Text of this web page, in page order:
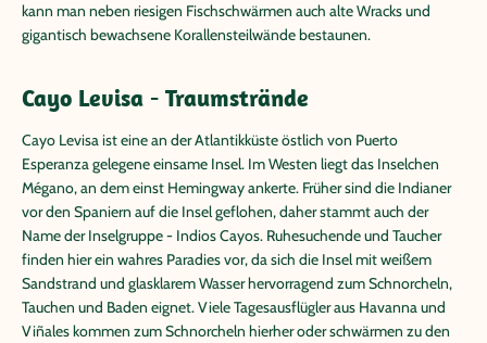
kann man neben riesigen Fischschwärmen auch alte Wracks und
gigantisch bewachsene Korallensteilwände bestaunen.
Cayo Levisa - Traumstrände
Cayo Levisa ist eine an der Atlantikküste östlich von Puerto
Esperanza gelegene einsame Insel. Im Westen liegt das Inselchen
Mégano, an dem einst Hemingway ankerte. Früher sind die Indianer
vor den Spaniern auf die Insel geflohen, daher stammt auch der
Name der Inselgruppe - Indios Cayos. Ruhesuchende und Taucher
finden hier ein wahres Paradies vor, da sich die Insel mit weißem
Sandstrand und glasklarem Wasser hervorragend zum Schnorcheln,
Tauchen und Baden eignet. Viele Tagesausflügler aus Havanna und
Viñales kommen zum Schnorcheln hierher oder schwärmen zu den